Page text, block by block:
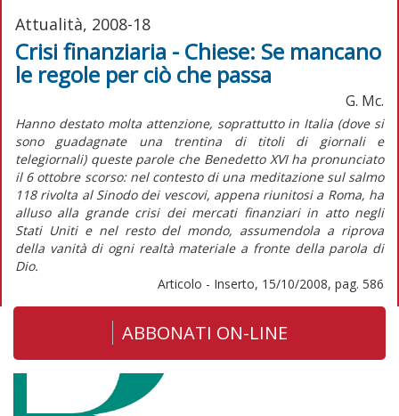
Attualità, 2008-18
Crisi finanziaria - Chiese: Se mancano
le regole per ciò che passa
G. Mc.
Hanno destato molta attenzione, soprattutto in Italia (dove si
sono guadagnate una trentina di titoli di giornali e
telegiornali) queste parole che Benedetto XVI ha pronunciato
il 6 ottobre scorso: nel contesto di una meditazione sul salmo
118 rivolta al Sinodo dei vescovi, appena riunitosi a Roma, ha
alluso alla grande crisi dei mercati finanziari in atto negli
Stati Uniti e nel resto del mondo, assumendola a riprova
della vanità di ogni realtà materiale a fronte della parola di
Dio.
Articolo - Inserto, 15/10/2008, pag. 586
ABBONATI ON-LINE